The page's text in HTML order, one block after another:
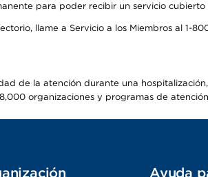
para poder recibir un servicio
llame a Servicio a los Miembros al 1-
de la atención durante una
organizaciones y programas de
Ayuda